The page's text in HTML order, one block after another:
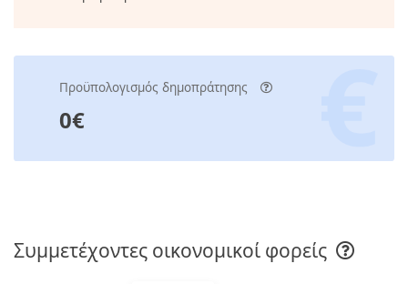
Προϋπολογισμός δημοπράτησης
0€
Συμμετέχοντες οικονομικοί φορείς